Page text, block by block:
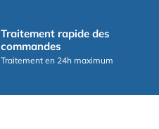
Traitement rapide des
commandes
Traitement en 24h maximum